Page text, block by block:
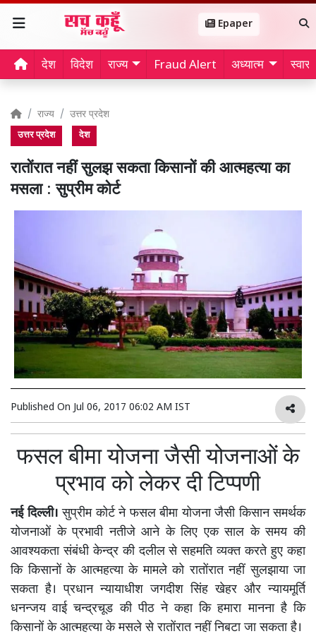
Epaper
देश विदेश राज्य Fraud Alert अध्यात्म
राज्य उत्तर प्रदेश
उत्तर प्रदेश देश
रातोंरात नहीं सुलझ सकता किसानों की आत्महत्या का
मसला : सुप्रीम कोर्ट
Published On Jul 06, 2017 06:02 AM IST
फसल बीमा योजना जैसी योजनाओं के
प्रभाव को लेकर दी टिप्पणी
नई दिल्ली। सुप्रीम कोर्ट ने फसल बीमा योजना जैसी किसान समर्थक
योजनाओं के प्रभावी नतीजे आने के लिए एक साल के समय की
आवश्यकता संबंधी केन्द्र की दलील से सहमति व्यक्त करते हुए कहा
कि किसानों के आत्महत्या के मामले को रातोंरात नहीं सुलझाया जा
सकता है। प्रधान न्यायाधीश जगदीश सिंह खेहर और न्यायमूर्ति
धनन्जय वाई चन्द्रचूड की पीठ ने कहा कि हमारा मानना है कि
किसानों के आत्महत्या के मसले से रातोंरात नहीं निबटा जा सकता है।